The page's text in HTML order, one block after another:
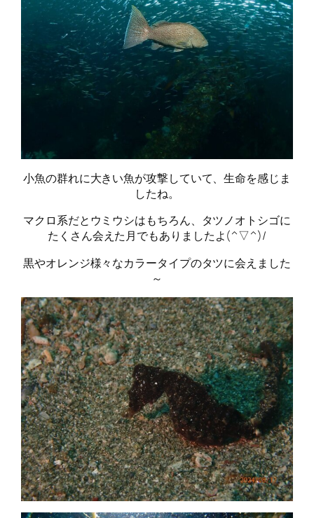
小魚の群れに大きい魚が攻撃していて、生命を感じま
したね。
マクロ系だとウミウシはもちろん、タツノオトシゴに
たくさん会えた月でもありましたよ(^▽^)/
黒やオレンジ様々なカラータイプのタツに会えました
～